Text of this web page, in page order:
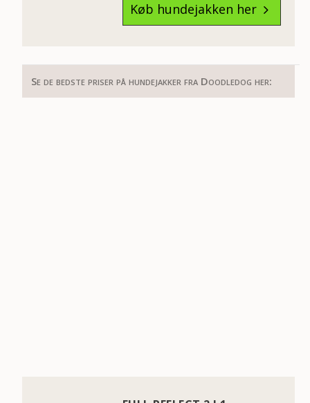
Køb hundejakken her5
Se de bedste priser på hundejakker fra Doodledog her: